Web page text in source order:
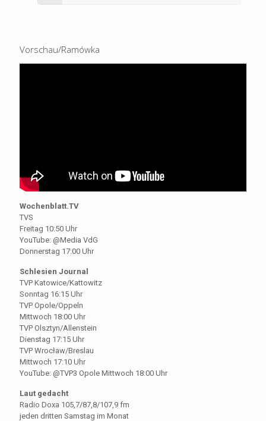
Vorschau/Ramówka
Wochenblatt.TV
TVS
Freitag 10:50 Uhr
YouTube: @Media VdG
Donnerstag 17:00 Uhr
Schlesien Journal
TVP Katowice/Kattowitz
Sonntag 16:15 Uhr
TVP Opole/Oppeln
Mittwoch 18:00 Uhr
TVP Olsztyn/Allenstein
Dienstag 17:15 Uhr
TVP Wrocław/Breslau
Mittwoch 17:10 Uhr
YouTube: @TVP3 Opole Mittwoch 18:00 Uhr
Laut gedacht
Radio Doxa 105,7/87,8/107,9 fm
jeden dritten Samstag im Monat